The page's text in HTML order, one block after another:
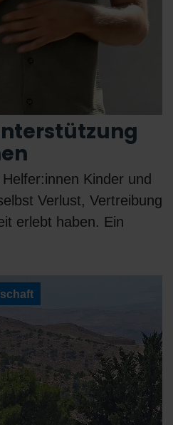
Kinder und
Verlust, Vertreibung
erlebt haben. Ein